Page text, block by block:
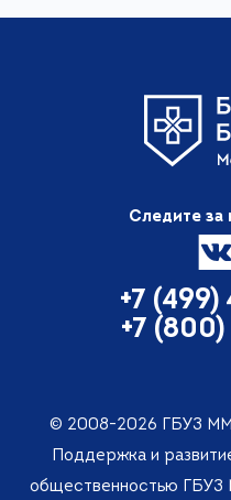
Следите за
+7
+7
© 2008-2026 ГБУЗ
Поддержка и
общественностью